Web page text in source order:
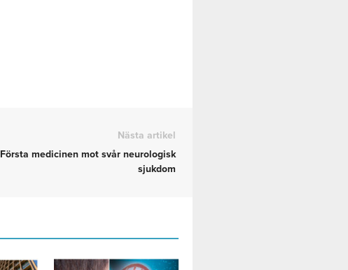
Nästa artikel
Första medicinen mot svår neurologisk
sjukdom